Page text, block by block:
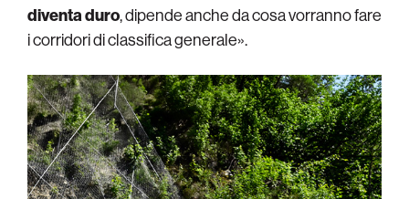
diventa duro, dipende anche da cosa vorranno fare
i corridori di classifica generale».